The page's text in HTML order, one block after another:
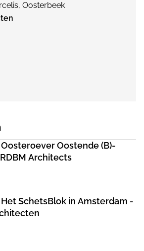
Oosterbeek
Oosteroever Oostende (B)-
Architects
Het SchetsBlok in Amsterdam -